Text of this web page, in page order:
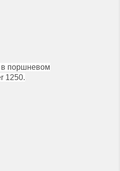
в поршневом
1250.